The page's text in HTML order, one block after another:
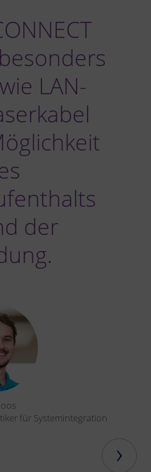
LAN-
der
für Systemintegration
›